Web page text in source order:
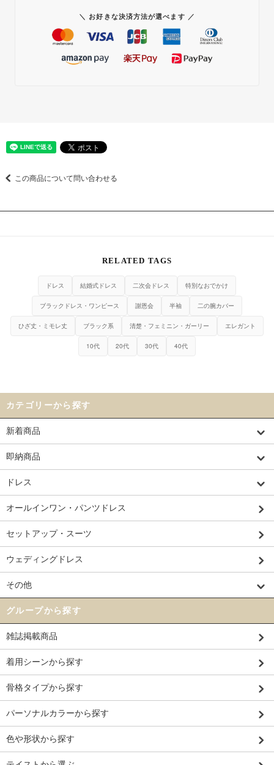
＼ お好きな決済方法が選べます ／
この商品について問い合わせる
RELATED TAGS
ドレス 結婚式ドレス 二次会ドレス 特別なおでかけ
ブラックドレス・ワンピース 謝恩会 半袖 二の腕カバー
ひざ丈・ミモレ丈 ブラック系 清楚・フェミニン・ガーリー エレガント
10代 20代 30代 40代
カテゴリーから探す
新着商品
即納商品
ドレス
オールインワン・パンツドレス
セットアップ・スーツ
ウェディングドレス
その他
グループから探す
雑誌掲載商品
着用シーンから探す
骨格タイプから探す
パーソナルカラーから探す
色や形状から探す